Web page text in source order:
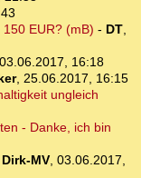
EUR? (mB) - DT,
03.06.2017, 16:18
, 25.06.2017, 16:15
ungleich
- Danke, ich bin
Dirk-MV, 03.06.2017,